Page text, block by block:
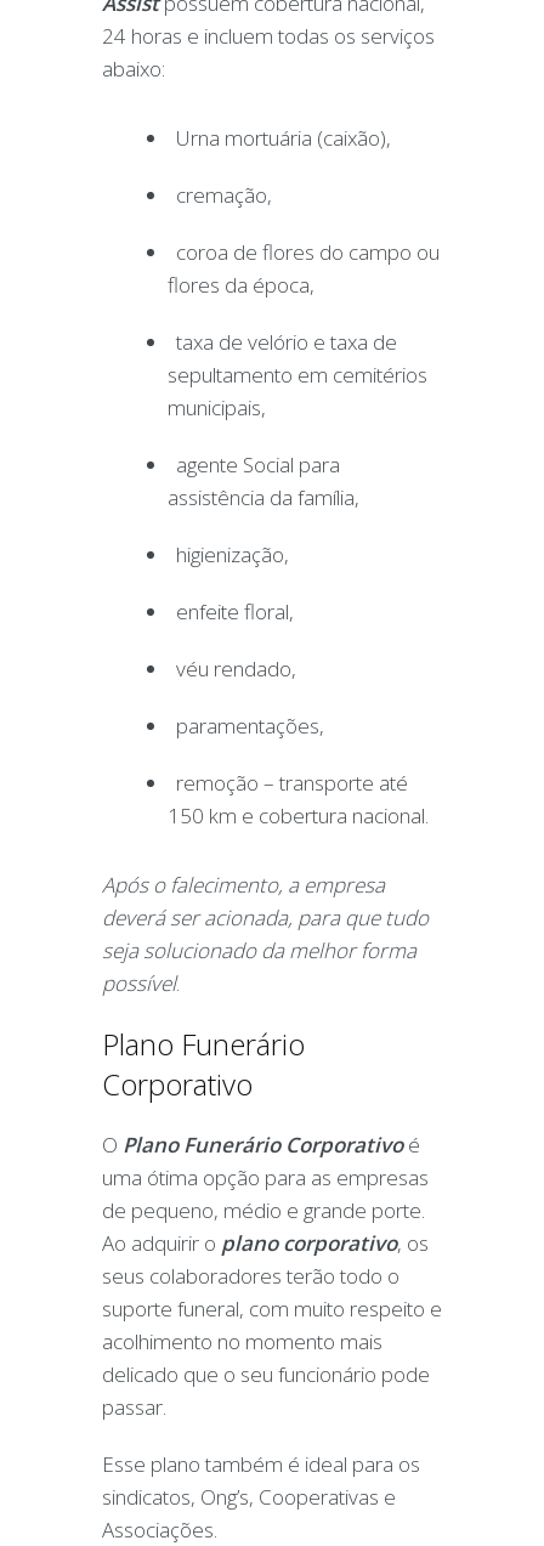
24 horas e incluem todas os serviços
abaixo:
Urna mortuária (caixão),
cremação,
coroa de flores do campo ou
flores da época,
taxa de velório e taxa de
sepultamento em cemitérios
municipais,
agente Social para
assistência da família,
higienização,
enfeite floral,
véu rendado,
paramentações,
remoção – transporte até
150 km e cobertura nacional.
Após o falecimento, a empresa
deverá ser acionada, para que tudo
seja solucionado da melhor forma
possível.
Plano Funerário
Corporativo
O Plano Funerário Corporativoé
uma ótima opção para as empresas
de pequeno, médio e grande porte.
Ao adquirir o plano corporativo, os
seus colaboradores terão todo o
suporte funeral, com muito respeito e
acolhimento no momento mais
delicado que o seu funcionário pode
passar.
Esse plano também é ideal para os
sindicatos, Ong’s, Cooperativas e
Associações.